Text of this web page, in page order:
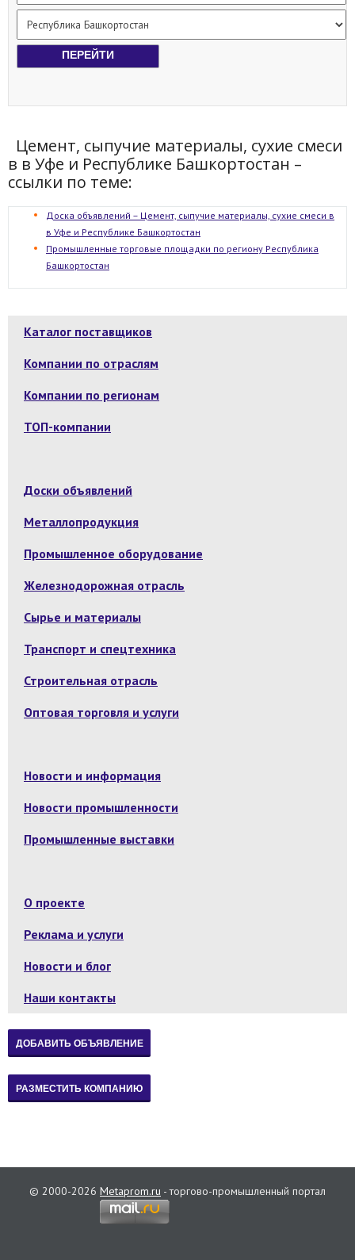
Цемент, сыпучие материалы, сухие смеси
в в Уфе и Республике Башкортостан –
ссылки по теме:
Доска объявлений – Цемент, сыпучие материалы, сухие смеси в
в Уфе и Республике Башкортостан
Промышленные торговые площадки по региону Республика
Башкортостан
Каталог поставщиков
Компании по отраслям
Компании по регионам
ТОП-компании
Доски объявлений
Металлопродукция
Промышленное оборудование
Железнодорожная отрасль
Сырье и материалы
Транспорт и спецтехника
Строительная отрасль
Оптовая торговля и услуги
Новости и информация
Новости промышленности
Промышленные выставки
О проекте
Реклама и услуги
Новости и блог
Наши контакты
© 2000-2026 Metaprom.ru - торгово-промышленный портал